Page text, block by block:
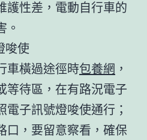
護性差，電動自行車的
。
唆使
車橫過途徑時包養網 ，
等待區，在有路況電子
子訊號燈唆使通行；
口，要留意察看，確保